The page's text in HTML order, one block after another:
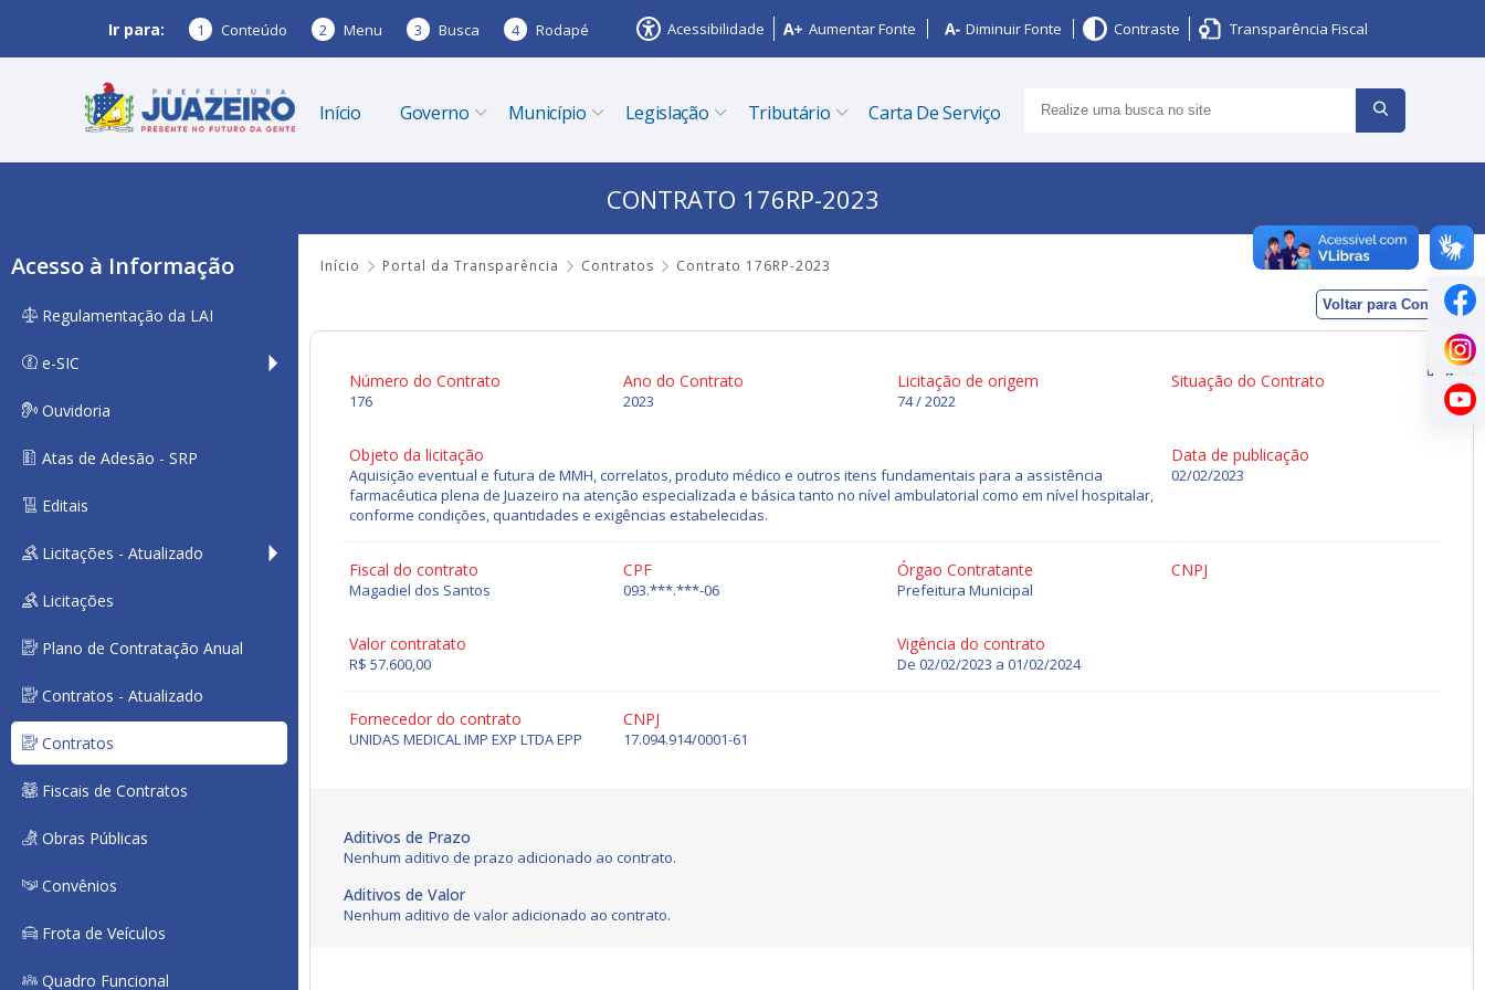
Ir para: 1 Conteúdo 2 Menu 3 Busca 4 Rodapé Acessibilidade Aumentar Fonte Diminuir Fonte Contraste Transparência Fiscal
Início Governo Município Legislação Tributário Carta De Serviço
CONTRATO 176RP-2023
Início Portal da Transparência Contratos Contrato 176RP-2023
Acesso à Informação
Regulamentação da LAI
e-SIC
Ouvidoria
Atas de Adesão - SRP
Editais
Licitações - Atualizado
Licitações
Plano de Contratação Anual
Contratos - Atualizado
Contratos
Fiscais de Contratos
Obras Públicas
Convênios
Frota de Veículos
Quadro Funcional
Voltar para Contratos
Número do Contrato
176
Ano do Contrato
2023
Licitação de origem
74 / 2022
Situação do Contrato
Objeto da licitação
Aquisição eventual e futura de MMH, correlatos, produto médico e outros itens fundamentais para a assistência
farmacêutica plena de Juazeiro na atenção especializada e básica tanto no nível ambulatorial como em nível hospitalar,
conforme condições, quantidades e exigências estabelecidas.
Data de publicação
02/02/2023
Fiscal do contrato
Magadiel dos Santos
CPF
093.***.***-06
Órgao Contratante
Prefeitura Municipal
CNPJ
Valor contratato
R$ 57.600,00
Vigência do contrato
De 02/02/2023 a 01/02/2024
Fornecedor do contrato
UNIDAS MEDICAL IMP EXP LTDA EPP
CNPJ
17.094.914/0001-61
Aditivos de Prazo
Nenhum aditivo de prazo adicionado ao contrato.
Aditivos de Valor
Nenhum aditivo de valor adicionado ao contrato.